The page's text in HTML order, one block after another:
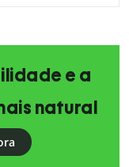
e a
natural